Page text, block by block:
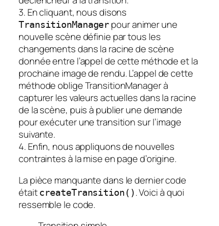
3. En cliquant, nous disons
TransitionManager pour animer une
nouvelle scène définie par tous les
changements dans la racine de scène
donnée entre l’appel de cette méthode et la
prochaine image de rendu. L’appel de cette
méthode oblige TransitionManager à
capturer les valeurs actuelles dans la racine
de la scène, puis à publier une demande
pour exécuter une transition sur l’image
suivante.
4. Enfin, nous appliquons de nouvelles
contraintes à la mise en page d’origine.
La pièce manquante dans le dernier code
étaitcreateTransition(). Voici à quoi
ressemble le code.